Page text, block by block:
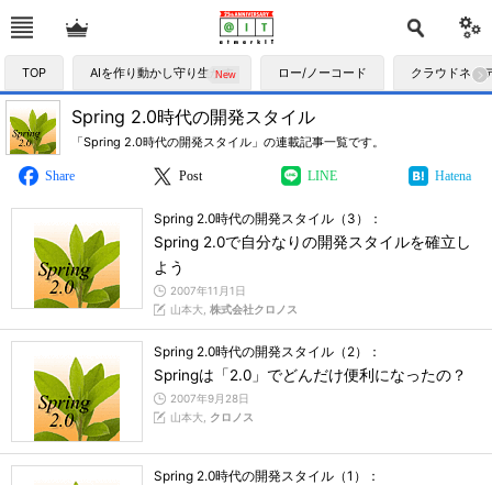
TOP AIを作り動かし守り生かす ロー/ノーコード クラウドネイ
Spring 2.0時代の開発スタイル
「Spring 2.0時代の開発スタイル」の連載記事一覧です。
Share Post LINE Hatena
Spring 2.0時代の開発スタイル（3）：
Spring 2.0で自分なりの開発スタイルを確立し
よう
2007年11月1日
山本大, 株式会社クロノス
Spring 2.0時代の開発スタイル（2）：
Springは「2.0」でどんだけ便利になったの？
2007年9月28日
山本大, クロノス
Spring 2.0時代の開発スタイル（1）：